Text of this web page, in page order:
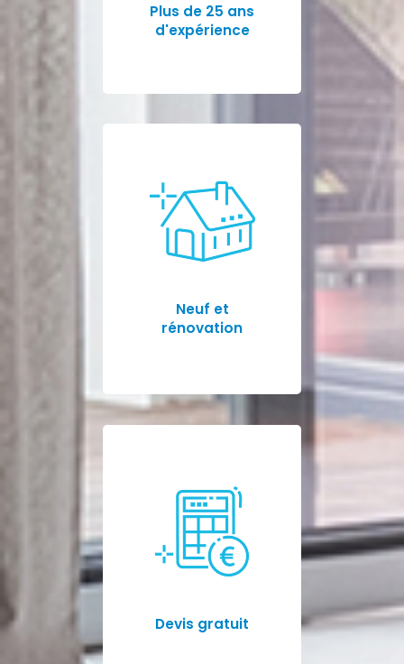
Plus de 25 ans
d'expérience
Neuf et
rénovation
Devis gratuit